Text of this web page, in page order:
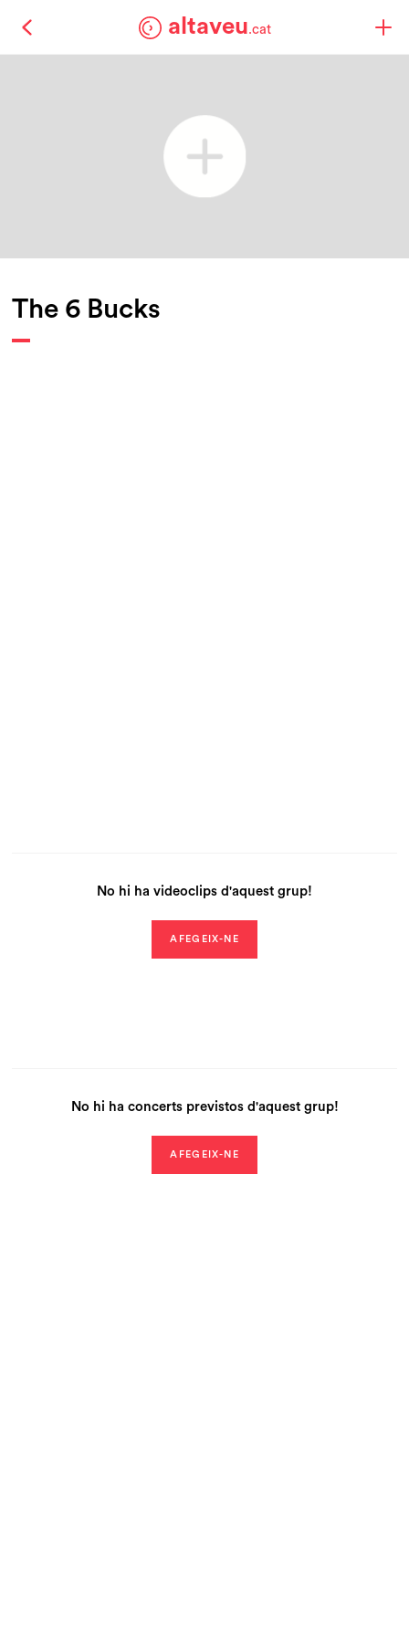
altaveu.cat
The 6 Bucks
No hi ha videoclips d'aquest grup!
AFEGEIX-NE
No hi ha concerts previstos d'aquest grup!
AFEGEIX-NE